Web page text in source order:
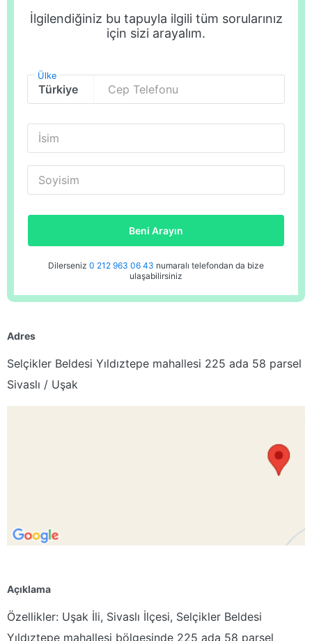
İlgilendiğiniz bu tapuyla ilgili tüm sorularınız
için sizi arayalım.
Ülke
Cep Telefonu
İsim
Soyisim
Beni Arayın
Dilerseniz 0 212 963 06 43 numaralı telefondan da bize
ulaşabilirsiniz
Adres
Selçikler Beldesi Yıldıztepe mahallesi 225 ada 58 parsel
Sivaslı / Uşak
Açıklama
Özellikler: Uşak İli, Sivaslı İlçesi, Selçikler Beldesi
Yıldıztepe mahallesi bölgesinde 225 ada 58 parsel